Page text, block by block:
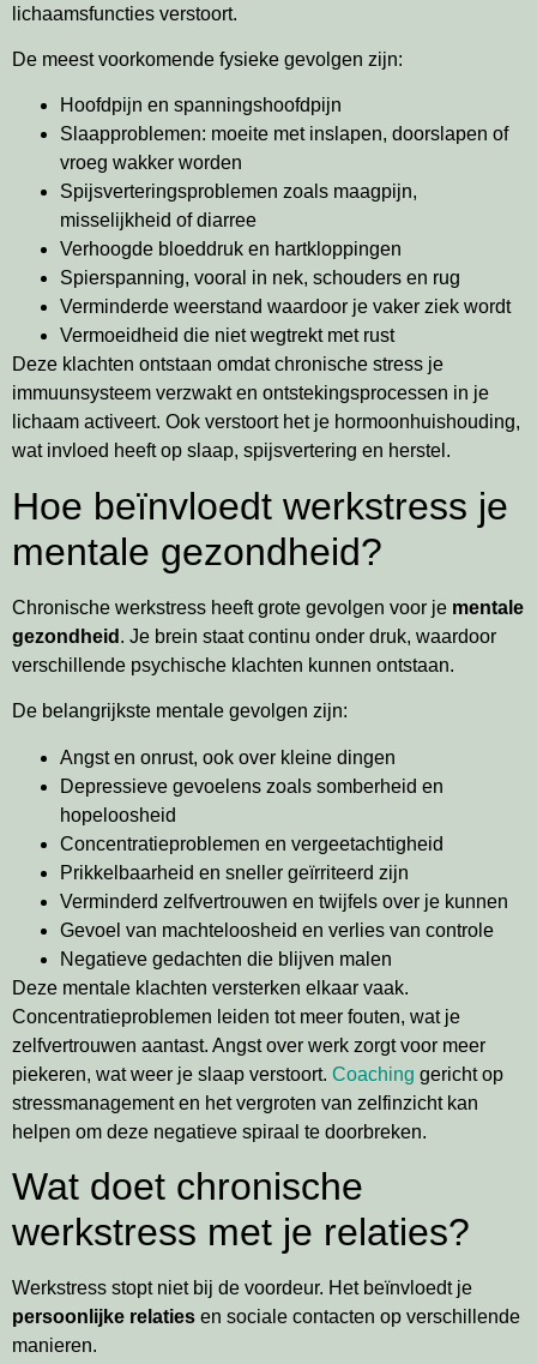
lichaamsfuncties verstoort.
De meest voorkomende fysieke gevolgen zijn:
Hoofdpijn en spanningshoofdpijn
Slaapproblemen: moeite met inslapen, doorslapen of
vroeg wakker worden
Spijsverteringsproblemen zoals maagpijn,
misselijkheid of diarree
Verhoogde bloeddruk en hartkloppingen
Spierspanning, vooral in nek, schouders en rug
Verminderde weerstand waardoor je vaker ziek wordt
Vermoeidheid die niet wegtrekt met rust
Deze klachten ontstaan omdat chronische stress je
immuunsysteem verzwakt en ontstekingsprocessen in je
lichaam activeert. Ook verstoort het je hormoonhuishouding,
wat invloed heeft op slaap, spijsvertering en herstel.
Hoe beïnvloedt werkstress je
mentale gezondheid?
Chronische werkstress heeft grote gevolgen voor je mentale
gezondheid . Je brein staat continu onder druk, waardoor
verschillende psychische klachten kunnen ontstaan.
De belangrijkste mentale gevolgen zijn:
Angst en onrust, ook over kleine dingen
Depressieve gevoelens zoals somberheid en
hopeloosheid
Concentratieproblemen en vergeetachtigheid
Prikkelbaarheid en sneller geïrriteerd zijn
Verminderd zelfvertrouwen en twijfels over je kunnen
Gevoel van machteloosheid en verlies van controle
Negatieve gedachten die blijven malen
Deze mentale klachten versterken elkaar vaak.
Concentratieproblemen leiden tot meer fouten, wat je
zelfvertrouwen aantast. Angst over werk zorgt voor meer
piekeren, wat weer je slaap verstoort. Coaching gericht op
stressmanagement en het vergroten van zelfinzicht kan
helpen om deze negatieve spiraal te doorbreken.
Wat doet chronische
werkstress met je relaties?
Werkstress stopt niet bij de voordeur. Het beïnvloedt je
persoonlijke relaties en sociale contacten op verschillende
manieren.